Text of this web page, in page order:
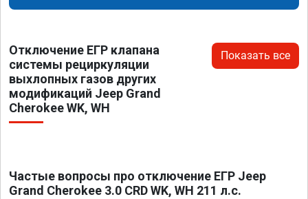
Отключение ЕГР клапана
системы рециркуляции
выхлопных газов других
модификаций Jeep Grand
Cherokee WK, WH
Показать все
Частые вопросы про отключение ЕГР Jeep
Grand Cherokee 3.0 CRD WK, WH 211 л.с.